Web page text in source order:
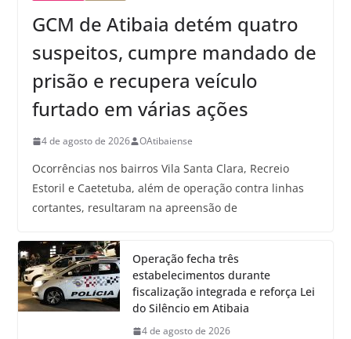
GCM de Atibaia detém quatro
suspeitos, cumpre mandado de
prisão e recupera veículo
furtado em várias ações
4 de agosto de 2026 OAtibaiense
Ocorrências nos bairros Vila Santa Clara, Recreio
Estoril e Caetetuba, além de operação contra linhas
cortantes, resultaram na apreensão de
Operação fecha três
estabelecimentos durante
fiscalização integrada e reforça Lei
do Silêncio em Atibaia
4 de agosto de 2026